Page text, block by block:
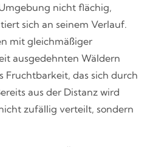
nicht flächig,
sich an seinem Verlauf.
mit gleichmäßiger
ausgedehnten Wäldern
Fruchtbarkeit, das sich durch
aus der Distanz wird
zufällig verteilt, sondern